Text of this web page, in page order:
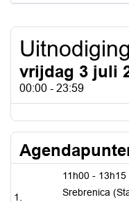
vrijdag 3 juli
00:00 - 23:59
11h00 -
Srebrenica